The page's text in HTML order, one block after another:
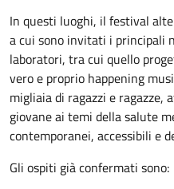
In questi luoghi, il festival
a cui sono invitati i principali
laboratori, tra cui quello
vero e proprio happening
migliaia di ragazzi e ragazze,
giovane ai temi della salute
contemporanei, accessibili e
Gli ospiti già confermati sono: